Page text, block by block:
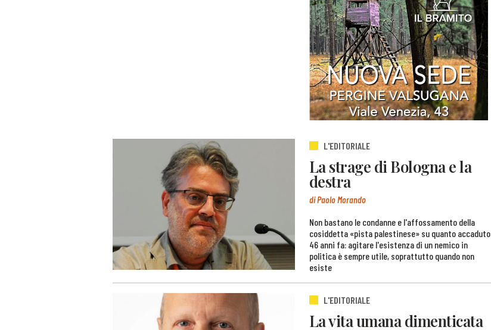
L'EDITORIALE
La strage di Bologna e la
destra
di Paolo Morando
Non bastano le condanne e l'affossamento della
cosiddetta «pista palestinese» su quanto accaduto
46 anni fa: agitare l'esistenza di un nemico in
politica è sempre utile, soprattutto quando non
esiste
L'EDITORIALE
La vita umana dimenticata